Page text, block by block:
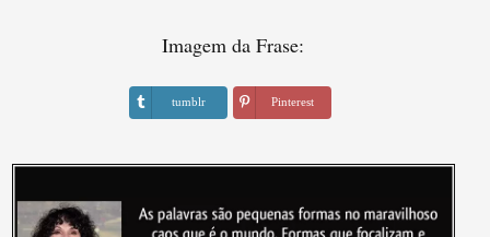
Imagem da Frase:
tumblr Pinterest